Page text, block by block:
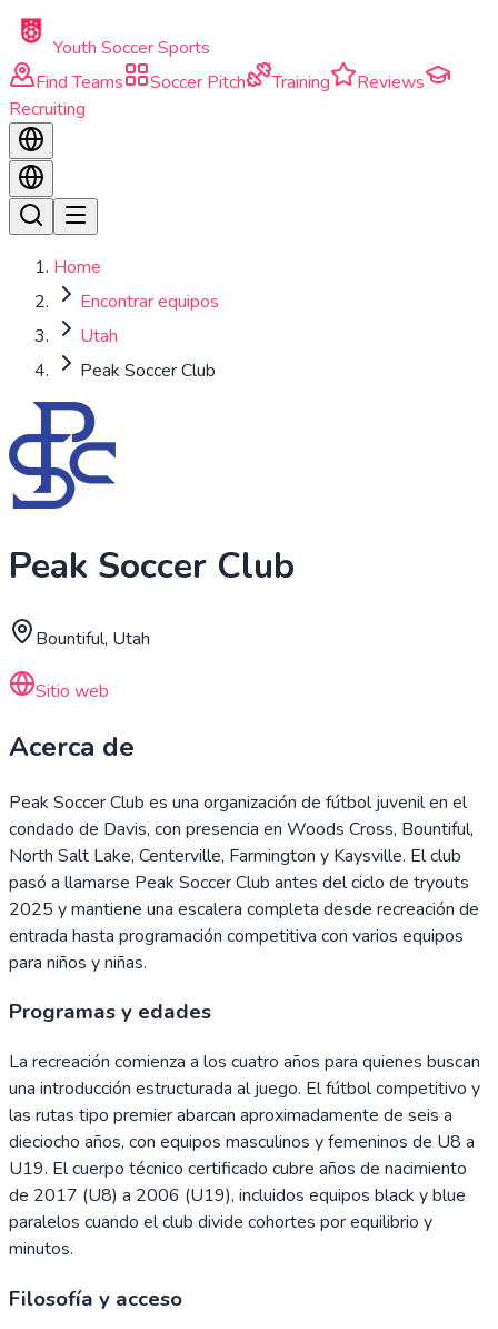
Skip to main content
Youth Soccer Sports
Find Teams
Soccer Pitch Training
Reviews
Recruiting
Home
Encontrar equipos
Utah
Peak Soccer Club
Peak Soccer Club
Bountiful, Utah
Sitio web
Acerca de
Peak Soccer Club es una organización de fútbol juvenil en el
condado de Davis, con presencia en Woods Cross, Bountiful,
North Salt Lake, Centerville, Farmington y Kaysville. El club
pasó a llamarse Peak Soccer Club antes del ciclo de tryouts
2025 y mantiene una escalera completa desde recreación de
entrada hasta programación competitiva con varios equipos
para niños y niñas.
Programas y edades
La recreación comienza a los cuatro años para quienes buscan
una introducción estructurada al juego. El fútbol competitivo y
las rutas tipo premier abarcan aproximadamente de seis a
dieciocho años, con equipos masculinos y femeninos de U8 a
U19. El cuerpo técnico certificado cubre años de nacimiento
de 2017 (U8) a 2006 (U19), incluidos equipos black y blue
paralelos cuando el club divide cohortes por equilibrio y
minutos.
Filosofía y acceso